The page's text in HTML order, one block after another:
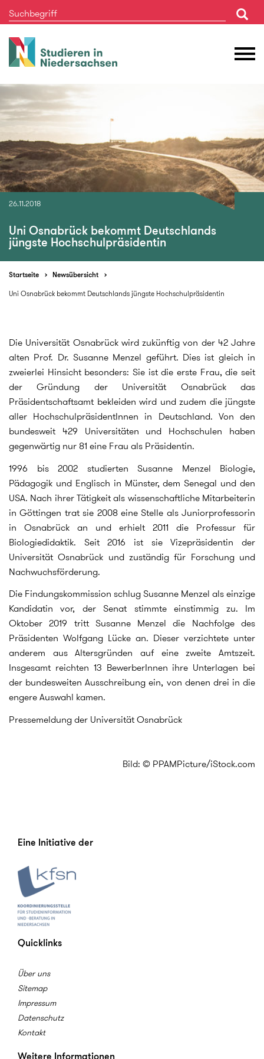
Studieren
in
26.11.2018
Uni Osnabrück bekommt Deutschlands
jüngste Hochschulpräsidentin
Startseite
Newsübersicht
Uni Osnabrück bekommt Deutschlands jüngste Hochschulpräsidentin
Die Universität Osnabrück wird zukünftig von der 42 Jahre
alten Prof. Dr. Susanne Menzel geführt. Dies ist gleich in
zweierlei Hinsicht besonders: Sie ist die erste Frau, die seit
der Gründung der Universität Osnabrück das
Präsidentschaftsamt bekleiden wird und zudem die jüngste
aller HochschulpräsidentInnen in Deutschland. Von den
bundesweit 429 Universitäten und Hochschulen haben
gegenwärtig nur 81 eine Frau als Präsidentin.
1996 bis 2002 studierten Susanne Menzel Biologie,
Pädagogik und Englisch in Münster, dem Senegal und den
USA. Nach ihrer Tätigkeit als wissenschaftliche Mitarbeiterin
in Göttingen trat sie 2008 eine Stelle als Juniorprofessorin
in Osnabrück an und erhielt 2011 die Professur für
Biologiedidaktik. Seit 2016 ist sie Vizepräsidentin der
Universität Osnabrück und zuständig für Forschung und
Nachwuchsförderung.
Die Findungskommission schlug Susanne Menzel als einzige
Kandidatin vor, der Senat stimmte einstimmig zu. Im
Oktober 2019 tritt Susanne Menzel die Nachfolge des
Präsidenten Wolfgang Lücke an. Dieser verzichtete unter
anderem aus Altersgründen auf eine zweite Amtszeit.
Insgesamt reichten 13 BewerberInnen ihre Unterlagen bei
der bundesweiten Ausschreibung ein, von denen drei in die
engere Auswahl kamen.
Pressemeldung der Universität Osnabrück
Bild: © PPAMPicture/iStock.com
Eine Initiative der
Quicklinks
Über uns
Sitemap
Impressum
Datenschutz
Kontakt